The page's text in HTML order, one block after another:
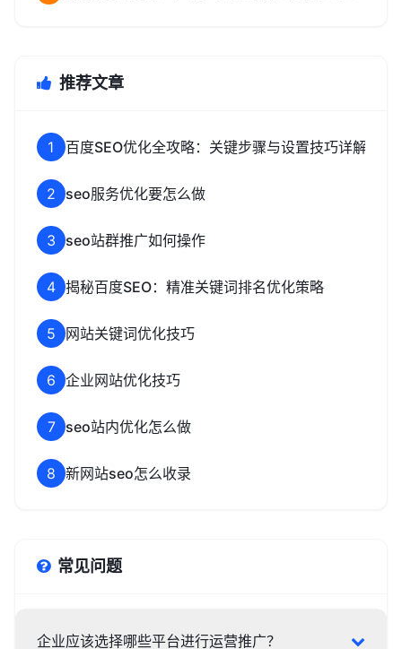
推荐文章
1 百度SEO优化全攻略：关键步骤与设置技巧详解
2 seo服务优化要怎么做
3 seo站群推广如何操作
4 揭秘百度SEO：精准关键词排名优化策略
5 网站关键词优化技巧
6 企业网站优化技巧
7 seo站内优化怎么做
8 新网站seo怎么收录
常见问题
企业应该选择哪些平台进行运营推广？